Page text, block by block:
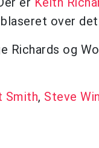
over
Richards og
Smith, Steve